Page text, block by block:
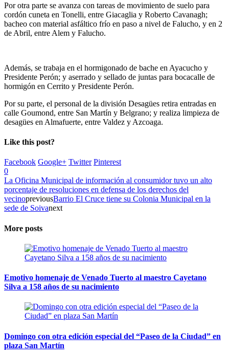
Por otra parte se avanza con tareas de movimiento de suelo para
cordón cuneta en Tonelli, entre Giacaglia y Roberto Cavanagh;
bacheo con material asfáltico frío en paso a nivel de Falucho, y en 2
de Abril, entre Alem y Falucho.
Además, se trabaja en el hormigonado de bache en Ayacucho y
Presidente Perón; y aserrado y sellado de juntas para bocacalle de
hormigón en Cerrito y Presidente Perón.
Por su parte, el personal de la división Desagües retira entradas en
calle Goumond, entre San Martín y Belgrano; y realiza limpieza de
desagües en Almafuerte, entre Valdez y Azcoaga.
Like this post?
Facebook Google+ Twitter Pinterest
0
La Oficina Municipal de información al consumidor tuvo un alto
porcentaje de resoluciones en defensa de los derechos del
vecinopreviousBarrio El Cruce tiene su Colonia Municipal en la
sede de Soivanext
More posts
Emotivo homenaje de Venado Tuerto al maestro Cayetano
Silva a 158 años de su nacimiento
Domingo con otra edición especial del “Paseo de la Ciudad” en
plaza San Martín